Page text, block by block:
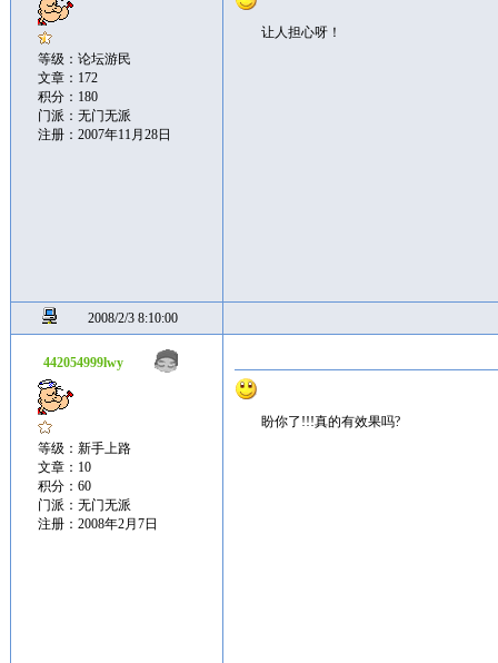
等级：论坛游民
文章：172
积分：180
门派：无门无派
注册：2007年11月28日
让人担心呀！
2008/2/3 8:10:00
442054999lwy
等级：新手上路
文章：10
积分：60
门派：无门无派
注册：2008年2月7日
盼你了!!!真的有效果吗?